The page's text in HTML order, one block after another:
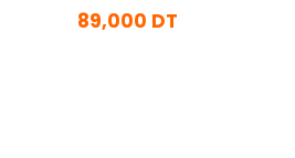
89,000 DT